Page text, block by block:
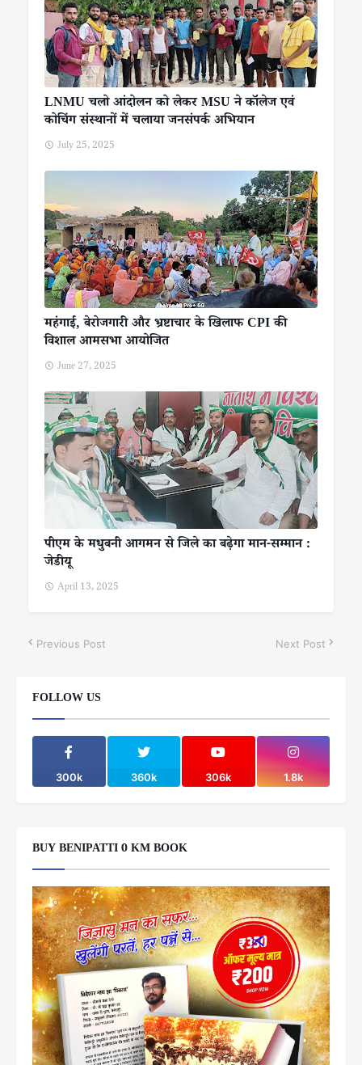
LNMU चलो आंदोलन को लेकर MSU ने कॉलेज एवं
कोचिंग संस्थानों में चलाया जनसंपर्क अभियान
July 25, 2025
महंगाई, बेरोजगारी और भ्रष्टाचार के खिलाफ CPI की
विशाल आमसभा आयोजित
June 27, 2025
पीएम के मधुबनी आगमन से जिले का बढ़ेगा मान-सम्मान :
जेडीयू
April 13, 2025
Previous Post Next Post
FOLLOW US
300k 360k 306k 1.8k
BUY BENIPATTI 0 KM BOOK